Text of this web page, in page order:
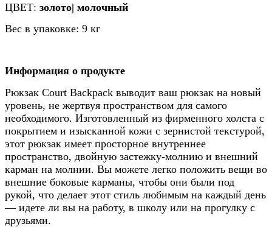
ЦВЕТ: золото| молочный
Вес в упаковке: 9 кг
Информация о продукте
Рюкзак Court Backpack выводит ваш рюкзак на новый
уровень, не жертвуя пространством для самого
необходимого. Изготовленный из фирменного холста с
покрытием и изысканной кожи с зернистой текстурой,
этот рюкзак имеет просторное внутреннее
пространство, двойную застежку-молнию и внешний
карман на молнии. Вы можете легко положить вещи во
внешние боковые карманы, чтобы они были под
рукой, что делает этот стиль любимым на каждый день
— идете ли вы на работу, в школу или на прогулку с
друзьями.